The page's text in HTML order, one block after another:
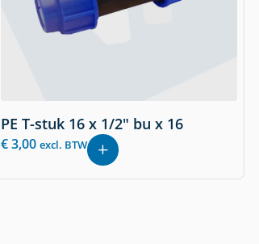
PE T-stuk 16 x 1/2" bu x 16
€3,00 excl. BTW